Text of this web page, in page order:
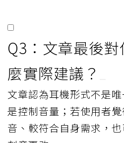
Q3：文章最後
麼實際建議？
文章認為耳機形式不是
是控制音量；若使用者
音、較符合自身需求，